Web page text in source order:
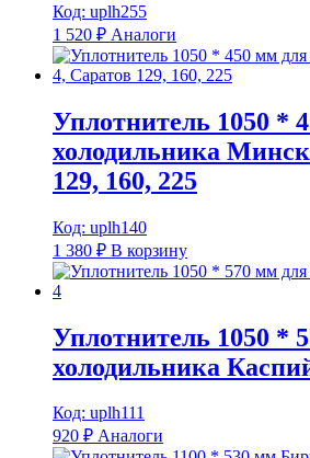
Код: uplh255
1 520 ₽ Аналоги
Уплотнитель 1050 *
холодильника
129, 160, 225
Код: uplh140
1 380 ₽ В корзину
Уплотнитель 1050 *
холодильника
Код: uplh111
920 ₽ Аналоги